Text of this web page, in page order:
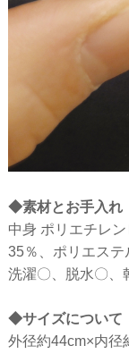
◆素材とお手入れ
中身 ポリエチレ
35％、ポリエス
洗濯〇、脱水〇
◆サイズについて
外径約44cm×内径